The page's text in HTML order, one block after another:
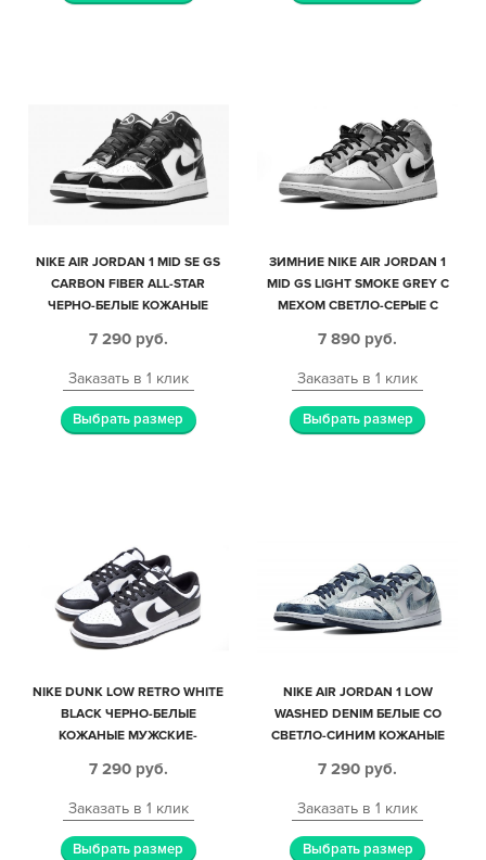
NIKE AIR JORDAN 1 MID SE GS
CARBON FIBER ALL-STAR
ЧЕРНО-БЕЛЫЕ КОЖАНЫЕ
7 290 руб.
Заказать в 1 клик
Выбрать размер
ЗИМНИЕ NIKE AIR JORDAN 1
MID GS LIGHT SMOKE GREY С
МЕХОМ СВЕТЛО-СЕРЫЕ С
МУЖСКИЕ-ЖЕНСКИЕ (35-44)
7 890 руб.
Заказать в 1 клик
Выбрать размер
NIKE DUNK LOW RETRO WHITE
BLACK ЧЕРНО-БЕЛЫЕ
КОЖАНЫЕ МУЖСКИЕ-
7 290 руб.
Заказать в 1 клик
Выбрать размер
NIKE AIR JORDAN 1 LOW
WASHED DENIM БЕЛЫЕ СО
СВЕТЛО-СИНИМ КОЖАНЫЕ
7 290 руб.
Заказать в 1 клик
Выбрать размер